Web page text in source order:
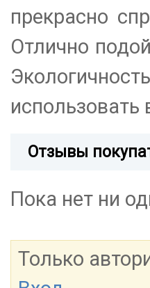
прекрасно
Отлично
использовать
Отзывы
Пока нет ни
Только